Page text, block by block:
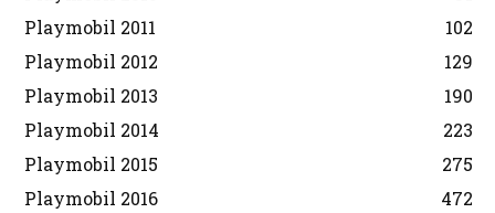
Playmobil 2011
102
Playmobil 2012
129
Playmobil 2013
190
Playmobil 2014
223
Playmobil 2015
275
Playmobil 2016
472